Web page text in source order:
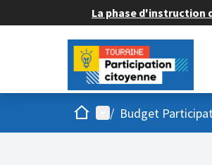
La phase d'instruction
AccueilMenu principal
/ Budget